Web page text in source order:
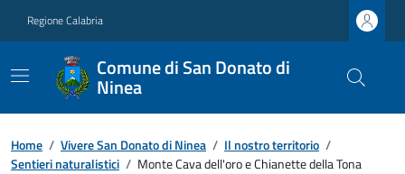
Regione Calabria
Comune di San Donato di
Ninea
Home / Vivere San Donato di Ninea / Il nostro territorio /
Sentieri naturalistici / Monte Cava dell'oro e Chianette della Tona